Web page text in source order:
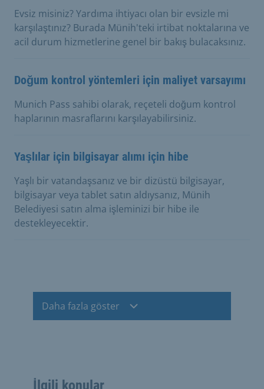
Evsiz misiniz? Yardıma ihtiyacı olan bir evsizle mi
karşılaştınız? Burada Münih'teki irtibat noktalarına ve
acil durum hizmetlerine genel bir bakış bulacaksınız.
Doğum kontrol yöntemleri için maliyet varsayımı
Munich Pass sahibi olarak, reçeteli doğum kontrol
haplarının masraflarını karşılayabilirsiniz.
Yaşlılar için bilgisayar alımı için hibe
Yaşlı bir vatandaşsanız ve bir dizüstü bilgisayar,
bilgisayar veya tablet satın aldıysanız, Münih
Belediyesi satın alma işleminizi bir hibe ile
destekleyecektir.
Daha fazla göster
İlgili konular